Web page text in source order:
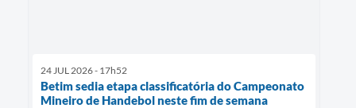
24 JUL 2026 - 17h52
Betim sedia etapa classificatória do Campeonato
Mineiro de Handebol neste fim de semana